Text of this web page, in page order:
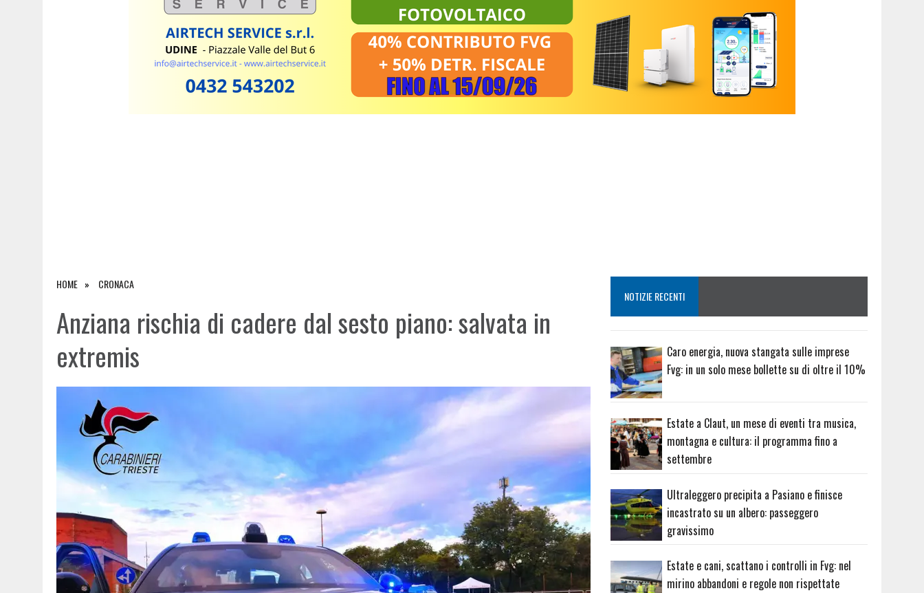
HOME CRONACA
Anziana rischia di cadere dal sesto piano: salvata in
extremis
NOTIZIE RECENTI
Caro energia, nuova stangata sulle imprese
Fvg: in un solo mese bollette su di oltre il 10%
Estate a Claut, un mese di eventi tra musica,
montagna e cultura: il programma fino a
settembre
Ultraleggero precipita a Pasiano e finisce
incastrato su un albero: passeggero
gravissimo
Estate e cani, scattano i controlli in Fvg: nel
mirino abbandoni e regole non rispettate